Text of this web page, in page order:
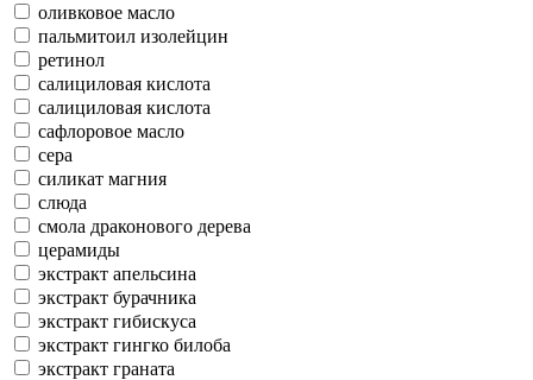
оливковое масло
пальмитоил изолейцин
ретинол
салициловая кислота
салициловая кислота
сафлоровое масло
сера
силикат магния
слюда
смола драконового дерева
церамиды
экстракт апельсина
экстракт бурачника
экстракт гибискуса
экстракт гингко билоба
экстракт граната